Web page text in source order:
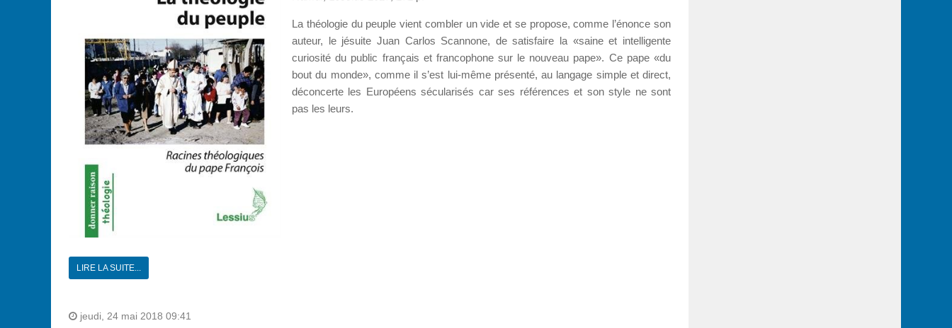
La théologie du peuple vient combler un vide et se propose, comme l’énonce son
auteur, le jésuite Juan Carlos Scannone, de satisfaire la «saine et intelligente
curiosité du public français et francophone sur le nouveau pape». Ce pape «du
bout du monde», comme il s’est lui-même présenté, au langage simple et direct,
déconcerte les Européens sécularisés car ses références et son style ne sont
pas les leurs.
LIRE LA SUITE...
jeudi, 24 mai 2018 09:41